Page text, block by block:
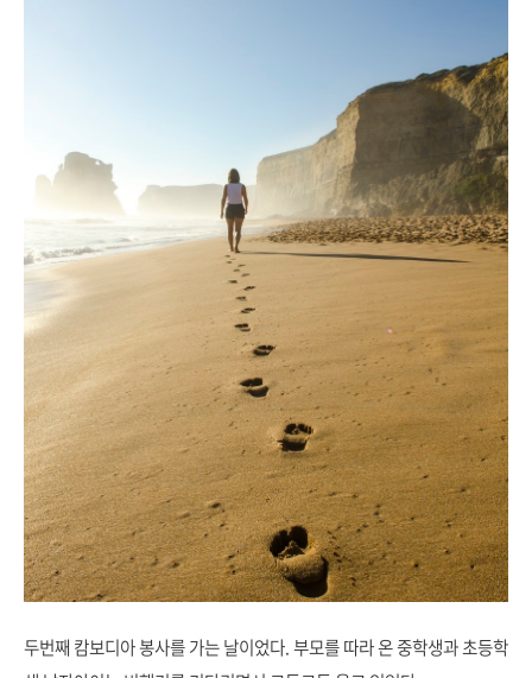
두번째 캄보디아 봉사를 가는 날이었다. 부모를 따라 온 중학생과 초등학